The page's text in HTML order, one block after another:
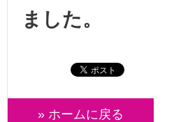
ました。
» ホームに戻る